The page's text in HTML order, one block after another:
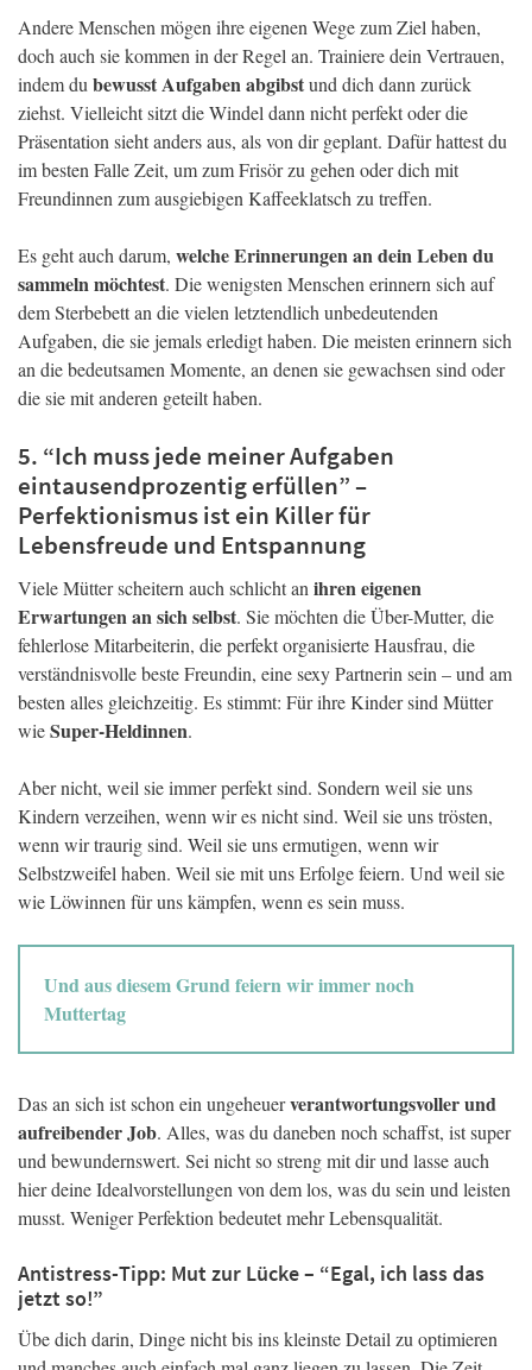
Andere Menschen mögen ihre eigenen Wege zum Ziel haben,
doch auch sie kommen in der Regel an. Trainiere dein Vertrauen,
indem du bewusst Aufgaben abgibstund dich dann zurück
ziehst. Vielleicht sitzt die Windel dann nicht perfekt oder die
Präsentation sieht anders aus, als von dir geplant. Dafür hattest du
im besten Falle Zeit, um zum Frisör zu gehen oder dich mit
Freundinnen zum ausgiebigen Kaffeeklatsch zu treffen.
Es geht auch darum, welche Erinnerungen an dein Leben du
sammeln möchtest. Die wenigsten Menschen erinnern sich auf
dem Sterbebett an die vielen letztendlich unbedeutenden
Aufgaben, die sie jemals erledigt haben. Die meisten erinnern sich
an die bedeutsamen Momente, an denen sie gewachsen sind oder
die sie mit anderen geteilt haben.
5. “Ich muss jede meiner Aufgaben
eintausendprozentig erfüllen” –
Perfektionismus ist ein Killer für
Lebensfreude und Entspannung
Viele Mütter scheitern auch schlicht an ihren eigenen
Erwartungen an sich selbst. Sie möchten die Über-Mutter, die
fehlerlose Mitarbeiterin, die perfekt organisierte Hausfrau, die
verständnisvolle beste Freundin, eine sexy Partnerin sein – und am
besten alles gleichzeitig. Es stimmt: Für ihre Kinder sind Mütter
wieSuper-Heldinnen.
Aber nicht, weil sie immer perfekt sind. Sondern weil sie uns
Kindern verzeihen, wenn wir es nicht sind. Weil sie uns trösten,
wenn wir traurig sind. Weil sie uns ermutigen, wenn wir
Selbstzweifel haben. Weil sie mit uns Erfolge feiern. Und weil sie
wie Löwinnen für uns kämpfen, wenn es sein muss.
Und aus diesem Grund feiern wir immer noch
Muttertag
Das an sich ist schon ein ungeheuerverantwortungsvoller und
aufreibender Job. Alles, was du daneben noch schaffst, ist super
und bewundernswert. Sei nicht so streng mit dir und lasse auch
hier deine Idealvorstellungen von dem los, was du sein und leisten
musst. Weniger Perfektion bedeutet mehr Lebensqualität.
Antistress-Tipp: Mut zur Lücke – “Egal, ich lass das
jetzt so!”
Übe dich darin, Dinge nicht bis ins kleinste Detail zu optimieren